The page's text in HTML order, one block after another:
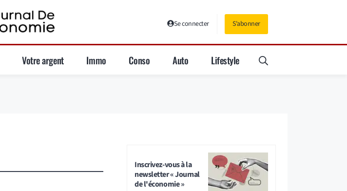
Se connecter S'abonner
Votre argent Immo Conso Auto Lifestyle
Inscrivez-vous à la
newsletter « Journal
de l'économie »